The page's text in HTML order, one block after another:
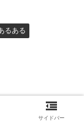
るある
サイドバー